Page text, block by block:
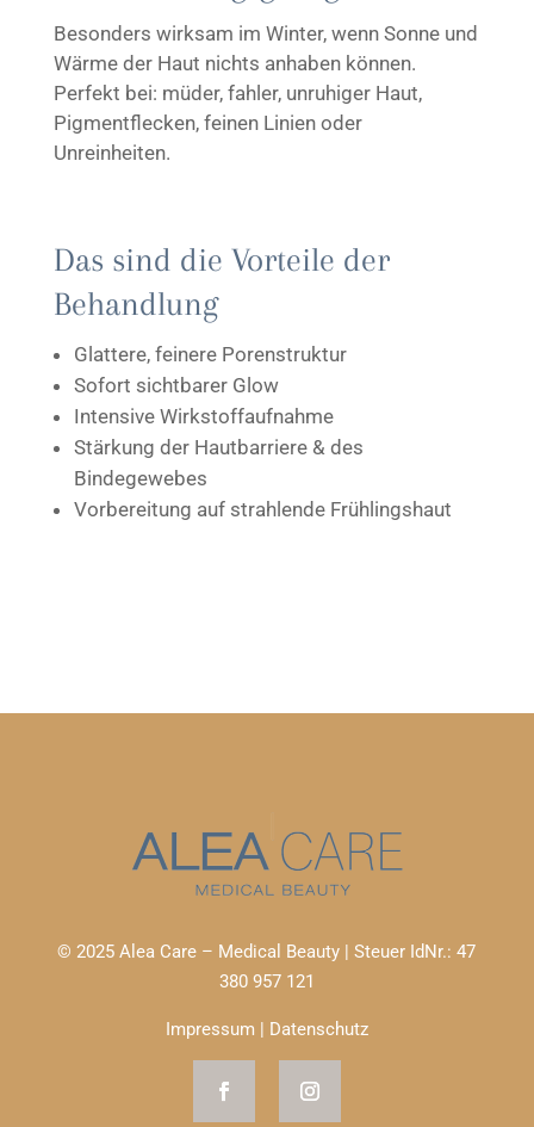
Besonders wirksam im Winter, wenn Sonne und
Wärme der Haut nichts anhaben können.
Perfekt bei: müder, fahler, unruhiger Haut,
Pigmentflecken, feinen Linien oder
Unreinheiten.
Das sind die Vorteile der
Behandlung
Glattere, feinere Porenstruktur
Sofort sichtbarer Glow
Intensive Wirkstoffaufnahme
Stärkung der Hautbarriere & des
Bindegewebes
Vorbereitung auf strahlende Frühlingshaut
© 2025 Alea Care – Medical Beauty | Steuer IdNr.: 47
380 957 121
Impressum | Datenschutz